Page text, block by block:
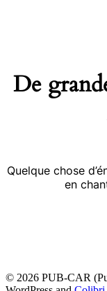
De
Quelque chose
en
© 2026 PUB-CAR